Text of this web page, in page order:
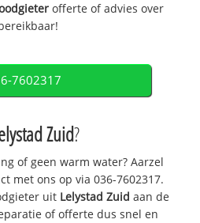
offerte of advies over
7602317
Zuid?
of geen warm water? Aarzel
met ons op via 036-7602317.
uit Lelystad Zuid aan de
of offerte dus snel en